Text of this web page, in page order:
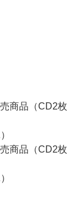
商品（CD2枚
商品（CD2枚